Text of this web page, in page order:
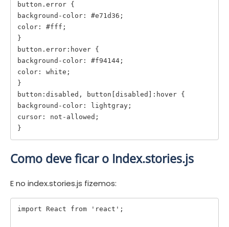
button.error {
background-color: #e71d36;
color: #fff;
}
button.error:hover {
background-color: #f94144;
color: white;
}
button:disabled, button[disabled]:hover {
background-color: lightgray;
cursor: not-allowed;
Como deve ficar o Index.stories.js
E no index.stories.js fizemos:
import React from 'react';